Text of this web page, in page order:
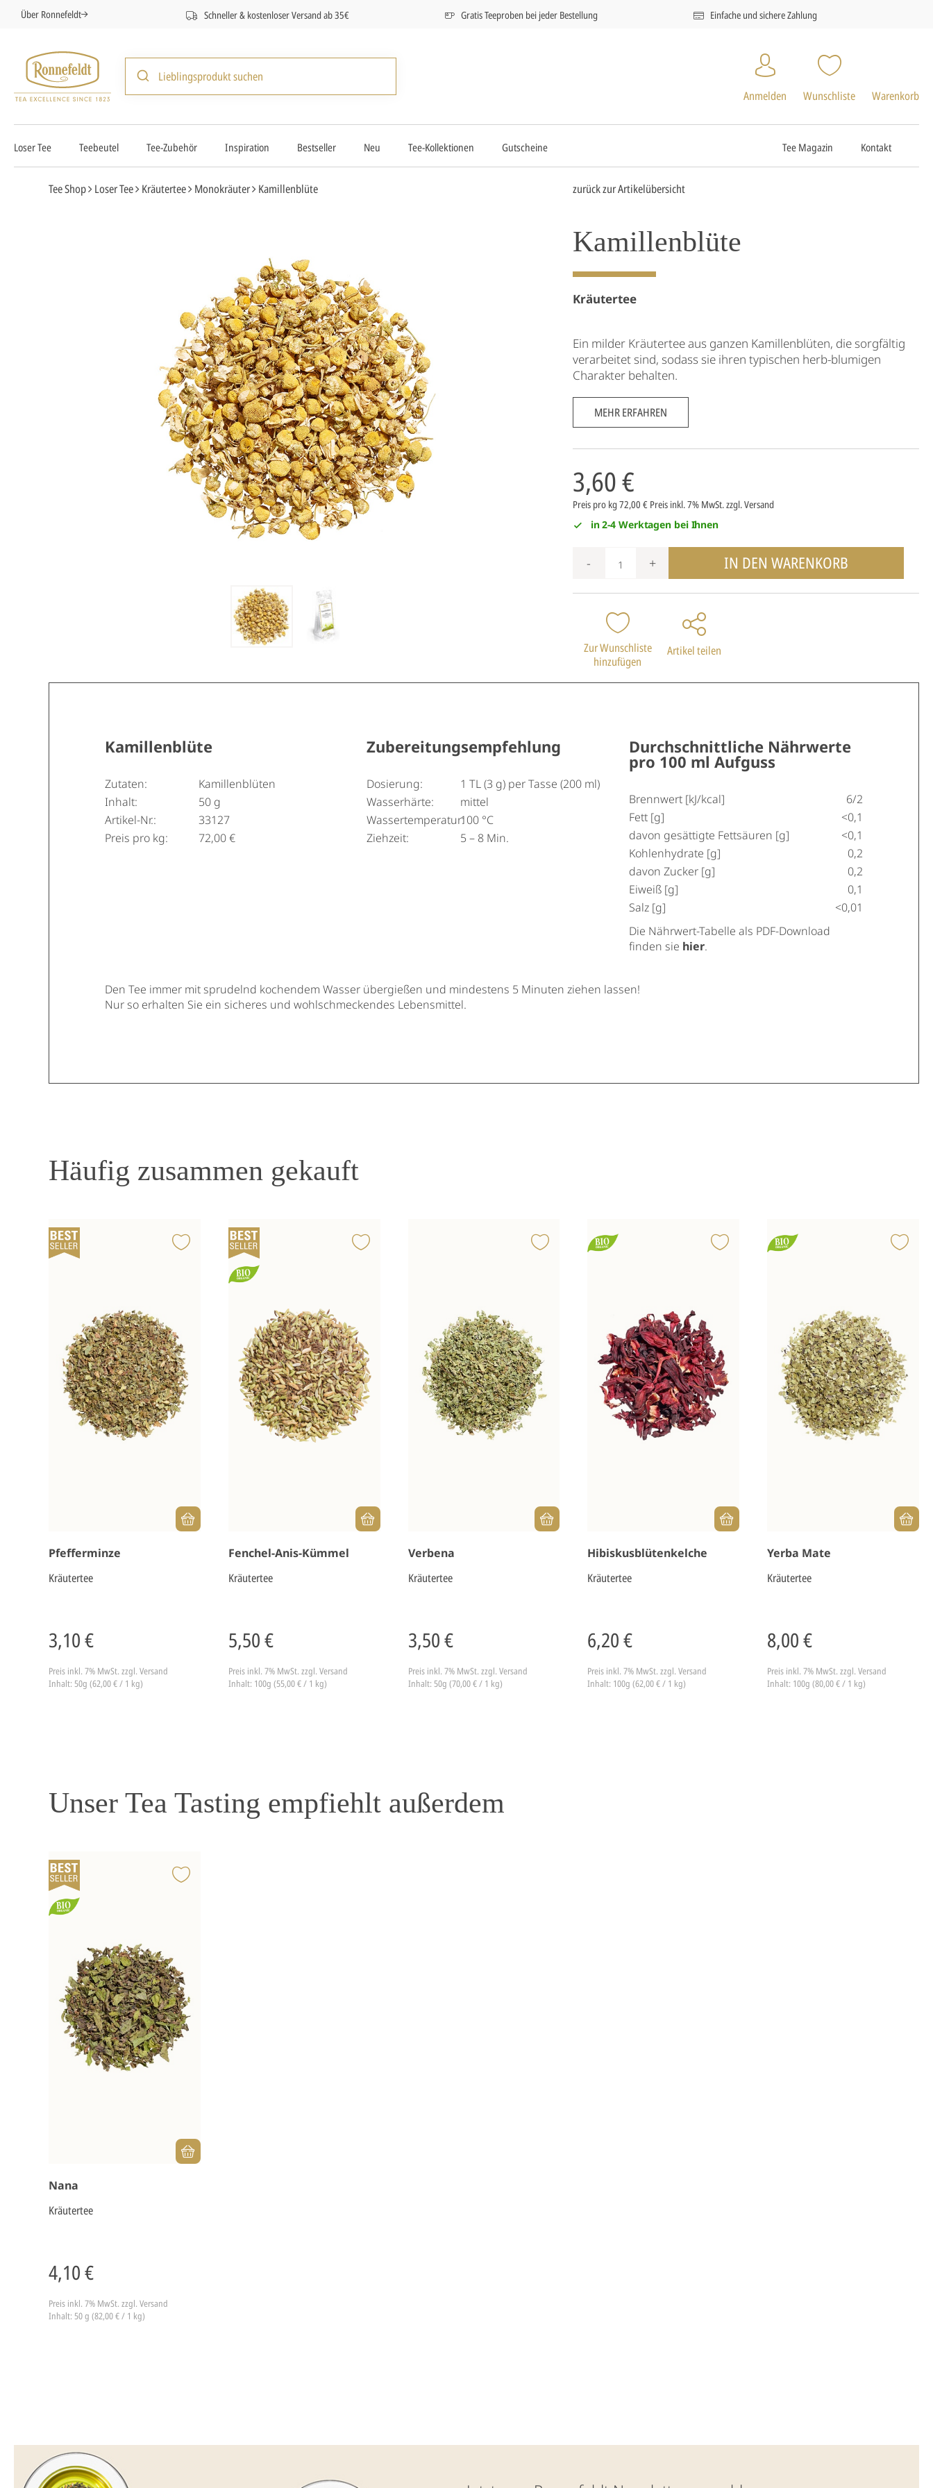
Über Ronnefeldt Schneller & kostenloser Versand ab 35€ Gratis Teeproben bei jeder Bestellung Einfache und sichere Zahlung
Anmelden Wunschliste Warenkorb
Loser Tee Teebeutel Tee-Zubehör Inspiration Bestseller Neu Tee-Kollektionen Gutscheine Tee Magazin Kontakt
Tee Shop Loser Tee Kräutertee Monokräuter Kamillenblüte zurück zur Artikelübersicht
Kamillenblüte
Kräutertee
Ein milder Kräutertee aus ganzen Kamillenblüten, die sorgfältig
verarbeitet sind, sodass sie ihren typischen herb-blumigen
Charakter behalten.
MEHR ERFAHREN
3,60 €
Preis pro kg 72,00 € Preis inkl. 7% MwSt.zzgl. Versand
in 2-4 Werktagen bei Ihnen
+
- IN DEN WARENKORB
Zur Wunschliste
hinzufügen
Artikel teilen
Kamillenblüte
Zutaten:
Kamillenblüten
Inhalt:
50 g
Artikel-Nr.:
33127
Preis pro kg:
72,00 €
Zubereitungsempfehlung
Dosierung:
1 TL (3 g) per Tasse (200 ml)
Wasserhärte:
mittel
Wassertemperatur:100 °C
Ziehzeit:
5 – 8 Min.
Durchschnittliche Nährwerte
pro 100 ml Aufguss
Brennwert [kJ/kcal]
6/2
Fett [g]
<0,1
davon gesättigte Fettsäuren [g]
<0,1
Kohlenhydrate [g]
0,2
davon Zucker [g]
0,2
Eiweiß [g]
0,1
Salz [g]
<0,01
Die Nährwert-Tabelle als PDF-Download
finden sie hier.
Den Tee immer mit sprudelnd kochendem Wasser übergießen und mindestens 5 Minuten ziehen lassen!
Nur so erhalten Sie ein sicheres und wohlschmeckendes Lebensmittel.
Häufig zusammen gekauft
Pfefferminze
Kräutertee
3,10 €
Preis inkl. 7% MwSt. zzgl. Versand
Inhalt: 50g (62,00 € / 1 kg)
Fenchel-Anis-Kümmel
Kräutertee
5,50 €
Preis inkl. 7% MwSt. zzgl. Versand
Inhalt: 100g (55,00 € / 1 kg)
Verbena
Kräutertee
3,50 €
Preis inkl. 7% MwSt. zzgl. Versand
Inhalt: 50g (70,00 € / 1 kg)
Hibiskusblütenkelche
Kräutertee
6,20 €
Preis inkl. 7% MwSt.zzgl. Versand
Inhalt: 100g (62,00 € / 1 kg)
Yerba Mate
Kräutertee
8,00 €
Preis inkl. 7% MwSt.zzgl. Versand
Inhalt: 100g (80,00 € / 1 kg)
Unser Tea Tasting empfiehlt außerdem
Nana
Kräutertee
4,10 €
Preis inkl. 7% MwSt. zzgl. Versand
Inhalt: 50 g (82,00 € / 1 kg)